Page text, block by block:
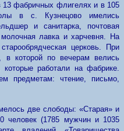
фабричных флигелях и в 105
в с. Кузнецово имелись
и санитарка, почтовая
молочная лавка и харчевня. На
церковь. При
в которой по вечерам велись
работали на фабрике.
предметам: чтение, письмо,
две слободы: «Старая» и
человек (1785 мужчин и 1035